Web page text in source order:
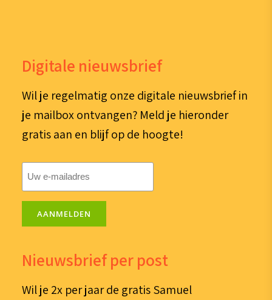
Digitale nieuwsbrief
Wil je regelmatig onze digitale nieuwsbrief in
je mailbox ontvangen? Meld je hieronder
gratis aan en blijf op de hoogte!
AANMELDEN
Nieuwsbrief per post
Wil je 2x per jaar de gratis Samuel